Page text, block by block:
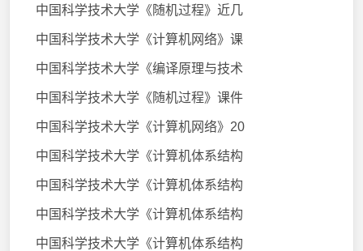
中国科学技术大学《随机过程》近几
中国科学技术大学《计算机网络》课
中国科学技术大学《编译原理与技术
中国科学技术大学《随机过程》课件
中国科学技术大学《计算机网络》20
中国科学技术大学《计算机体系结构
中国科学技术大学《计算机体系结构
中国科学技术大学《计算机体系结构
中国科学技术大学《计算机体系结构